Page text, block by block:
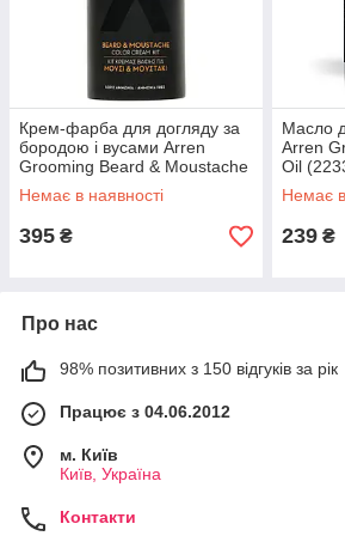
Крем-фарба для догляду за
бородою і вусами Arren
Grooming Beard & Moustache
Color Cream (50435)
Немає в наявності
395 ₴
Масло
Arren
Oil
Немає
239 ₴
Про нас
98% позитивних з 150 відгуків за рік
Працює з 04.06.2012
м. Київ
Київ, Україна
Контакти